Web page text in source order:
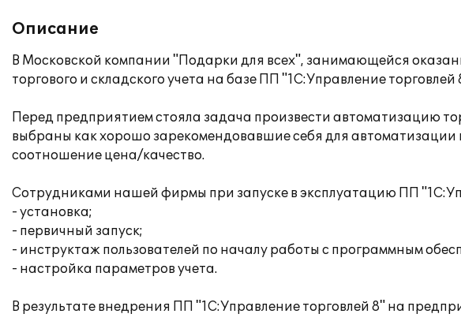
Описание
В Московской компании "Подарки для всех", занимающейся
торгового и складского учета на базе ПП "1С:Управление торговлей
Перед предприятием стояла задача произвести автоматизацию
выбраны как хорошо зарекомендовавшие себя для
соотношение цена/качество.
Сотрудниками нашей фирмы при запуске в эксплуатацию ПП
- установка;
- первичный запуск;
- инструктаж пользователей по началу работы с программным
- настройка параметров учета.
В результате внедрения ПП "1С:Управление торговлей 8" на